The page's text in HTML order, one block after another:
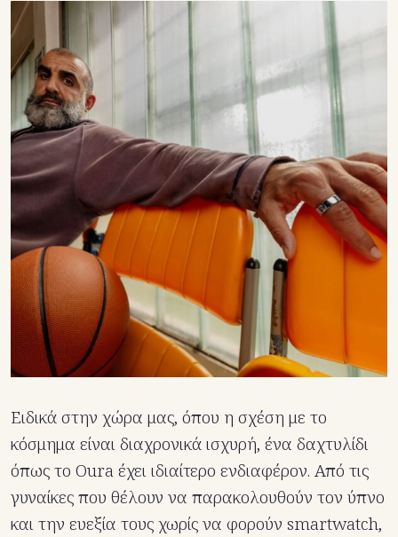
Ειδικά στην χώρα μας, όπου η σχέση με το
κόσμημα είναι διαχρονικά ισχυρή, ένα δαχτυλίδι
όπως το Oura έχει ιδιαίτερο ενδιαφέρον. Από τις
γυναίκες που θέλουν να παρακολουθούν τον ύπνο
και την ευεξία τους χωρίς να φορούν smartwatch,